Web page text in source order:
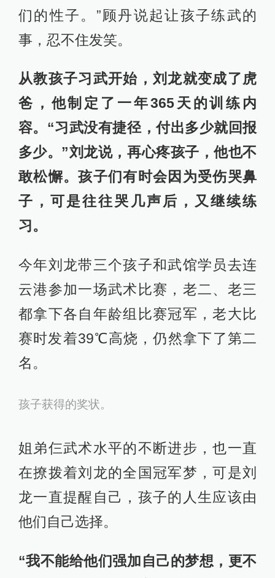
们的性子。”顾丹说起让孩子练武的
事，忍不住发笑。
从教孩子习武开始，刘龙就变成了虎
爸，他制定了一年365天的训练内
容。“习武没有捷径，付出多少就回报
多少。”刘龙说，再心疼孩子，他也不
敢松懈。孩子们有时会因为受伤哭鼻
子，可是往往哭几声后，又继续练
习。
今年刘龙带三个孩子和武馆学员去连
云港参加一场武术比赛，老二、老三
都拿下各自年龄组比赛冠军，老大比
赛时发着39℃高烧，仍然拿下了第二
名。
孩子获得的奖状。
姐弟仨武术水平的不断进步，也一直
在撩拨着刘龙的全国冠军梦，可是刘
龙一直提醒自己，孩子的人生应该由
他们自己选择。
“我不能给他们强加自己的梦想，更不